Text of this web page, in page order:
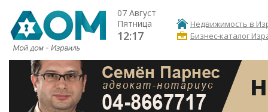
07 Август
Пятница
12:17
Недвижимость в
Бизнес-каталог